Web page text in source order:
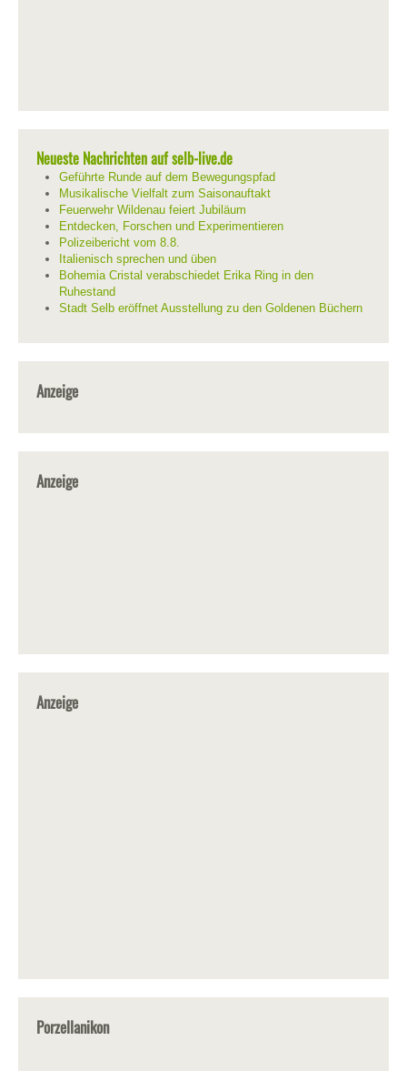
Neueste Nachrichten auf selb-live.de
Geführte Runde auf dem Bewegungspfad
Musikalische Vielfalt zum Saisonauftakt
Feuerwehr Wildenau feiert Jubiläum
Entdecken, Forschen und Experimentieren
Polizeibericht vom 8.8.
Italienisch sprechen und üben
Bohemia Cristal verabschiedet Erika Ring in den
Ruhestand
Stadt Selb eröffnet Ausstellung zu den Goldenen Büchern
Anzeige
Anzeige
Anzeige
Porzellanikon